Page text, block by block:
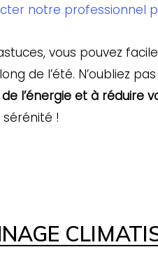
notre professionnel
vous pouvez
de l’été. N’oubliez pas
l’énergie et à réduire
!